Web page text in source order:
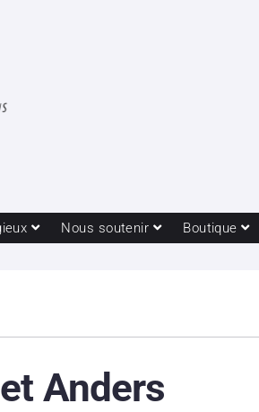
Nous soutenir Boutique
Anders